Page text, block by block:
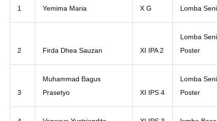
1 Yemima Maria X G Lomba
2 Firda Dhea Sauzan XI IPA 2
Lomba
Poster
3
Muhammad Bagus
Prasetyo
XI IPS 4
Lomba
Poster